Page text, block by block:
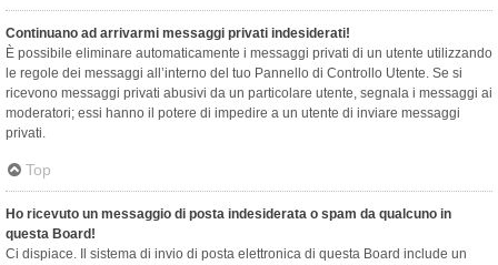
Continuano ad arrivarmi messaggi privati indesiderati!
È possibile eliminare automaticamente i messaggi privati ​​di un utente utilizzando
le regole dei messaggi all’interno del tuo Pannello di Controllo Utente. Se si
ricevono messaggi privati ​​abusivi da un particolare utente, segnala i messaggi ai
moderatori; essi hanno il potere di impedire a un utente di inviare messaggi
privati​​.
Top
Ho ricevuto un messaggio di posta indesiderata o spam da qualcuno in
questa Board!
Ci dispiace. Il sistema di invio di posta elettronica di questa Board include un